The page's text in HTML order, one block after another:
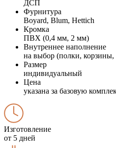
ДСП
Фурнитура
Boyard, Blum, Hettich
Кромка
ПВХ (0,4 мм, 2 мм)
Внутреннее наполнение
на выбор (полки,
Размер
индивидуальный
Цена
указана за базовую
Изготовление
от 5 дней